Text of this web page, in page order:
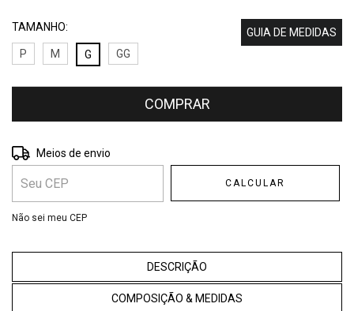
TAMANHO:
GUIA DE MEDIDAS
P
M G GG
Entregas para o CEP:
Meios de envio
CALCULAR
Não sei meu CEP
DESCRIÇÃO
COMPOSIÇÃO & MEDIDAS